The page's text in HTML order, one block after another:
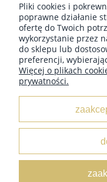
Pliki cookies i
poprawne działanie
ofertę do Twoich
wykorzystanie przez
do sklepu lub
preferencji,
Więcej o plikach
prywatności.